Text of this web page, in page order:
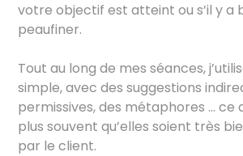
votre objectif est atteint ou s’il y a
peaufiner.
Tout au long de mes séances,
simple, avec des suggestions
permissives, des métaphores … ce
plus souvent qu’elles soient très
par le client.